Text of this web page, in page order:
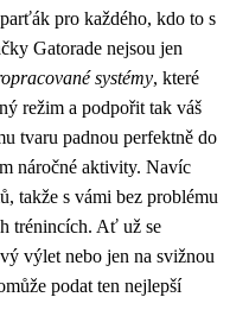
pro každého, kdo to s
Gatorade nejsou jen
systémy, které
režim a podpořit tak váš
tvaru padnou perfektně do
náročné aktivity. Navíc
takže s vámi bez problému
trénincích. Ať už se
výlet nebo jen na svižnou
podat ten nejlepší